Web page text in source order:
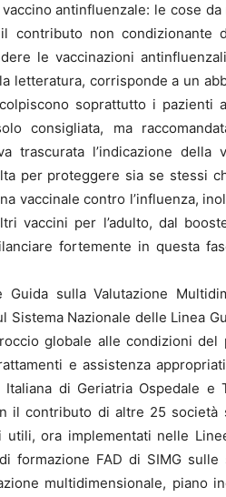
antinfluenzale: le cose
il contributo non
le vaccinazioni
letteratura, corrisponde a un
colpiscono soprattutto i
consigliata, ma
trascurata l’indicazione
per proteggere sia se stessi
vaccinale contro l’influenza,
vaccini per l’adulto, dal
fortemente in questa
sulla Valutazione
Sistema Nazionale delle Linea
globale alle condizioni del
e assistenza
di Geriatria Ospedale e
il contributo di altre 25
utili, ora implementati nelle
formazione FAD di SIMG sulle
multidimensionale, piano